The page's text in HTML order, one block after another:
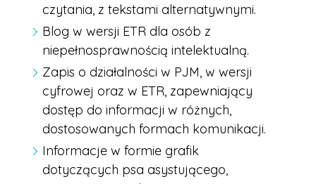
czytania, z tekstami alternatywnymi.
Blog w wersji ETR dla osób z
niepełnosprawnością intelektualną.
Zapis o działalności w PJM, w wersji
cyfrowej oraz w ETR, zapewniający
dostęp do informacji w różnych,
dostosowanych formach komunikacji.
Informacje w formie grafik
dotyczących psa asystującego,